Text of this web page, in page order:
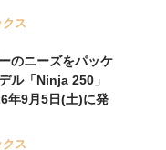
ス
のニーズをパッケ
ル「Ninja 250」
年9月5日(土)に発
ス